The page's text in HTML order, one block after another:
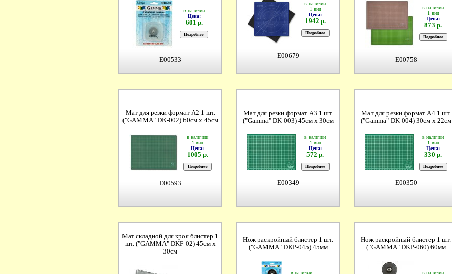
в наличии
Цена:
601 р.
E00533
в наличии
1 вид
Цена:
1942 р.
E00679
в наличии
1 вид
Цена:
873 р.
E00758
Мат для резки формат А2 1 шт.
("GAMMA" DK-002) 60см х 45см
в наличии
1 вид
Цена:
1005 р.
E00593
Мат для резки формат А3 1 шт.
("Gamma" DK-003) 45см х 30см
в наличии
1 вид
Цена:
572 р.
E00349
Мат для резки формат А4 1 шт.
("Gamma" DK-004) 30см х 22см
в наличии
1 вид
Цена:
330 р.
E00350
Мат складной для кроя блистер 1
шт. ("GAMMA" DKF-02) 45см х
30см
Нож раскройный блистер 1 шт.
("GAMMA" DKP-045) 45мм
в наличии
Нож раскройный блистер 1 шт.
("GAMMA" DKP-060) 60мм
в наличии